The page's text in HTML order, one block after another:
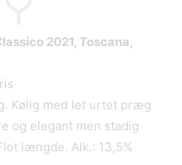
2021, Toscana,
Kølig med let urtet præg
og elegant men stadig
længde. Alk.: 13,5%